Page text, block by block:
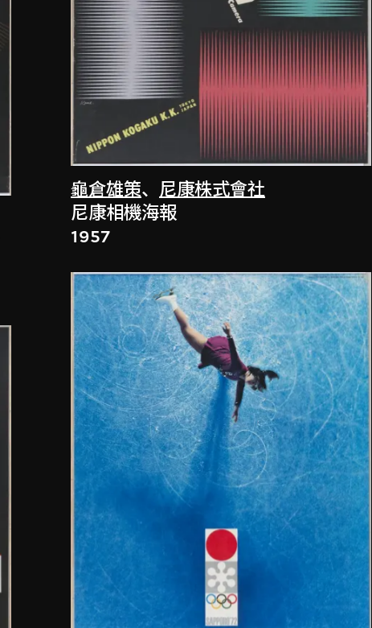
龜倉雄策、 尼康株式會社
尼康相機海報
1957